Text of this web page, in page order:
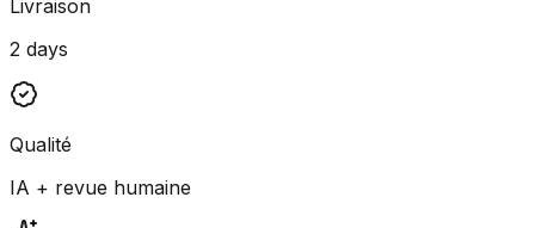
Livraison
2 days
Qualité
IA + revue humaine